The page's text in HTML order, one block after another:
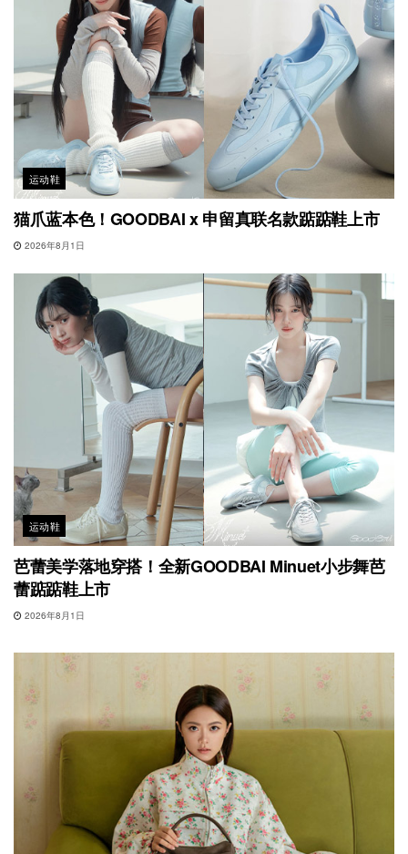
运动鞋
猫爪蓝本色！GOODBAI x 申留真联名款踮踮鞋上市
2026年8月1日
运动鞋
芭蕾美学落地穿搭！全新GOODBAI Minuet小步舞芭
蕾踮踮鞋上市
2026年8月1日